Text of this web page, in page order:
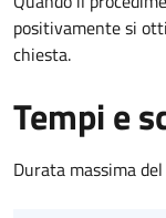
positivamente si
chiesta.
Tempi e
Durata massima